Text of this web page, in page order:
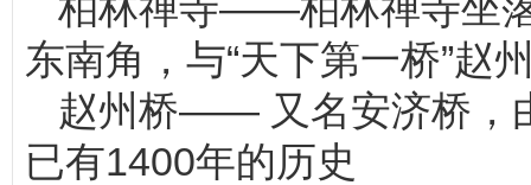
东南角，与“天下第一桥”赵
赵州桥—— 又名安济桥，
已有1400年的历史